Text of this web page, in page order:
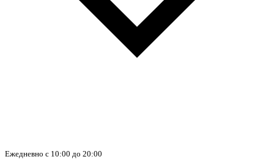
Ежедневно с 10:00 до 20:00